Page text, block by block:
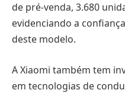
de pré-venda, 3.680
evidenciando a
deste modelo.
A Xiaomi também tem
em tecnologias de